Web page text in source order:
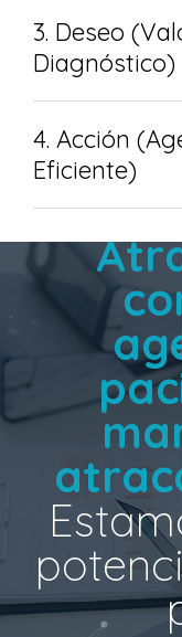
3. Deseo
Diagnóstico)
4. Acción
Eficiente)